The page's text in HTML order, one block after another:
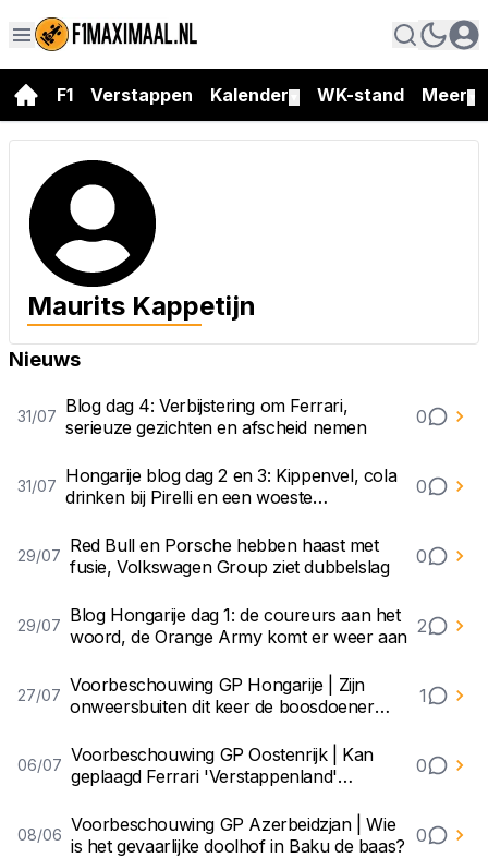
F1 Verstappen Kalender WK-stand Meer
Maurits Kappetijn
Nieuws
31/07 Blog dag 4: Verbijstering om Ferrari,
serieuze gezichten en afscheid nemen
0
31/07 Hongarije blog dag 2 en 3: Kippenvel, cola
drinken bij Pirelli en een woeste
0
29/07 Red Bull en Porsche hebben haast met
fusie, Volkswagen Group ziet dubbelslag
0
29/07 Blog Hongarije dag 1: de coureurs aan het
woord, de Orange Army komt er weer aan 2
27/07 Voorbeschouwing GP Hongarije | Zijn
onweersbuiten dit keer de boosdoener
1
06/07 Voorbeschouwing GP Oostenrijk | Kan
geplaagd Ferrari 'Verstappenland'
0
08/06 Voorbeschouwing GP Azerbeidzjan | Wie
is het gevaarlijke doolhof in Baku de baas? 0